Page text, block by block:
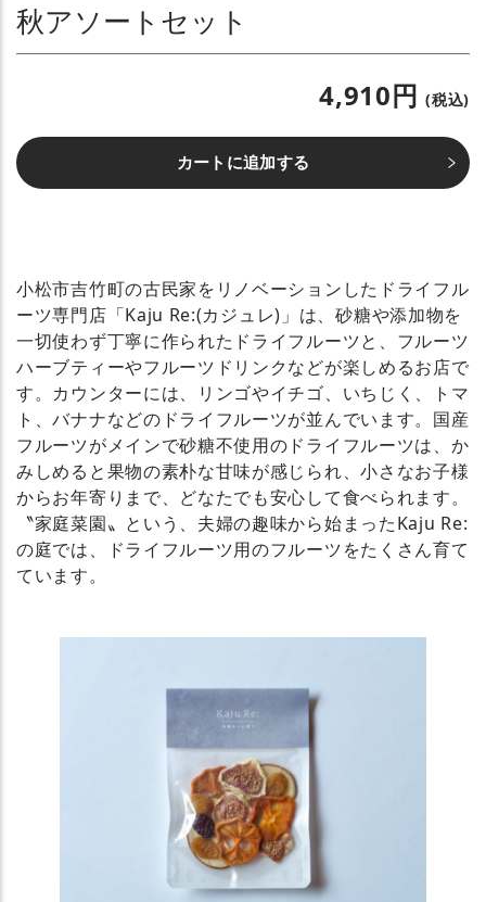
秋アソートセット
4,910円(税込)
カートに追加する
小松市吉竹町の古民家をリノベーションしたドライフル
ーツ専門店「Kaju Re:(カジュレ)」は、砂糖や添加物を
一切使わず丁寧に作られたドライフルーツと、フルーツ
ハーブティーやフルーツドリンクなどが楽しめるお店で
す。カウンターには、リンゴやイチゴ、いちじく、トマ
ト、バナナなどのドライフルーツが並んでいます。国産
フルーツがメインで砂糖不使用のドライフルーツは、か
みしめると果物の素朴な甘味が感じられ、小さなお子様
からお年寄りまで、どなたでも安心して食べられます。
〝家庭菜園〟という、夫婦の趣味から始まったKaju Re:
の庭では、ドライフルーツ用のフルーツをたくさん育て
ています。